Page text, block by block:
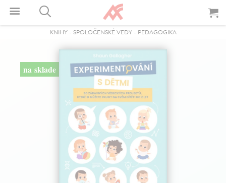
KNIHY- SPOLOČENSKÉ VEDY- PEDAGOGIKA
na sklade